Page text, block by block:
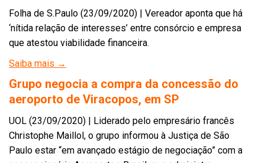
Folha de S.Paulo (23/09/2020) | Vereador aponta que há
‘nítida relação de interesses’ entre consórcio e empresa
que atestou viabilidade financeira.
Saiba mais →
Grupo negocia a compra da concessão do
aeroporto de Viracopos, em SP
UOL (23/09/2020) | Liderado pelo empresário francês
Christophe Maillol, o grupo informou à Justiça de São
Paulo estar “em avançado estágio de negociação” com a